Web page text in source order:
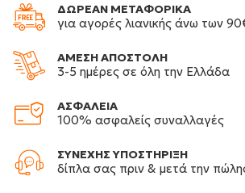
ΔΩΡΕΑΝ ΜΕΤΑΦΟΡΙΚΑ
για αγορές λιανικής άνω των
ΑΜΕΣΗ ΑΠΟΣΤΟΛΗ
3-5 ημέρες σε όλη την Ελλάδα
ΑΣΦΑΛΕΙΑ
100% ασφαλείς συναλλαγές
ΣΥΝΕΧΗΣ ΥΠΟΣΤΗΡΙΞΗ
δίπλα σας πριν & μετά την